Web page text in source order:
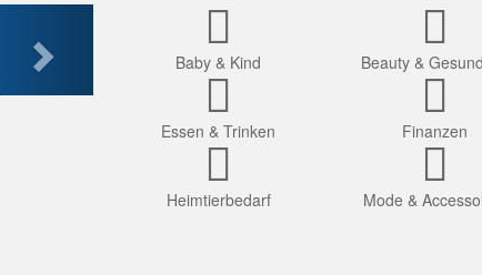
Baby & Kind Beauty &
Essen & Trinken Finanzen
Heimtierbedarf Mode &